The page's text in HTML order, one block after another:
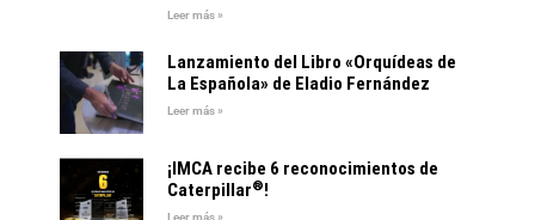
Leer más »
Lanzamiento del Libro «Orquídeas de
La Española» de Eladio Fernández
Leer más »
¡IMCA recibe 6 reconocimientos de
Caterpillar®!
Leer más »